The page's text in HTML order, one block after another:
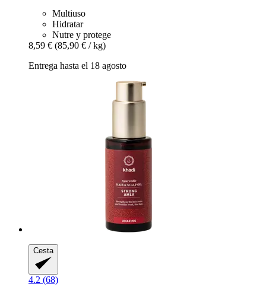
Multiuso
Hidratar
Nutre y protege
8,59 € (85,90 € / kg)
Entrega hasta el 18 agosto
Cesta
4.2 (68)